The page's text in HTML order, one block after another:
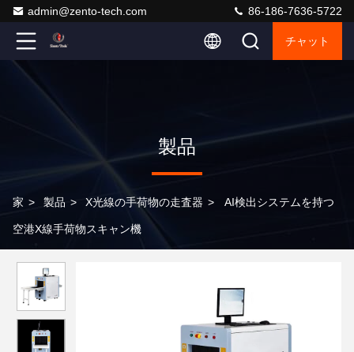
admin@zento-tech.com 86-186-7636-5722
チャット
製品
家 > 製品 > X光線の手荷物の走査器 > AI検出システムを持つ
空港X線手荷物スキャン機